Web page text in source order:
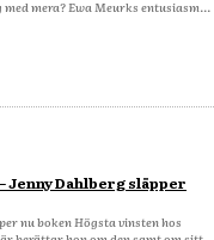
mera? Ewa Meurks entusiasm...
Jenny Dahlberg släpper
nu boken Högsta vinsten hos